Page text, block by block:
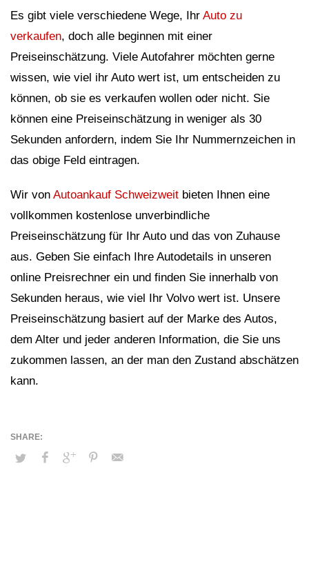
Es gibt viele verschiedene Wege, Ihr Auto zu
verkaufen, doch alle beginnen mit einer
Preiseinschätzung. Viele Autofahrer möchten gerne
wissen, wie viel ihr Auto wert ist, um entscheiden zu
können, ob sie es verkaufen wollen oder nicht. Sie
können eine Preiseinschätzung in weniger als 30
Sekunden anfordern, indem Sie Ihr Nummernzeichen in
das obige Feld eintragen.
Wir von Autoankauf Schweizweit bieten Ihnen eine
vollkommen kostenlose unverbindliche
Preiseinschätzung für Ihr Auto und das von Zuhause
aus. Geben Sie einfach Ihre Autodetails in unseren
online Preisrechner ein und finden Sie innerhalb von
Sekunden heraus, wie viel Ihr Volvo wert ist. Unsere
Preiseinschätzung basiert auf der Marke des Autos,
dem Alter und jeder anderen Information, die Sie uns
zukommen lassen, an der man den Zustand abschätzen
kann.